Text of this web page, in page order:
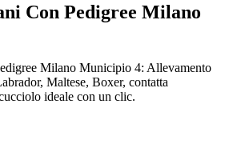
Con Pedigree Milano
Milano Municipio 4: Allevamento
Maltese, Boxer, contatta
ideale con un clic.